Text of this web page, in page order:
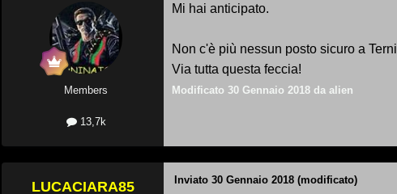
Members
13,7k
Mi hai anticipato.
Non c'è più nessun posto sicuro a
Via tutta questa feccia!
Modificato 30 Gennaio 2018 da alien
LUCACIARA85 Inviato 30 Gennaio 2018 (modificato)